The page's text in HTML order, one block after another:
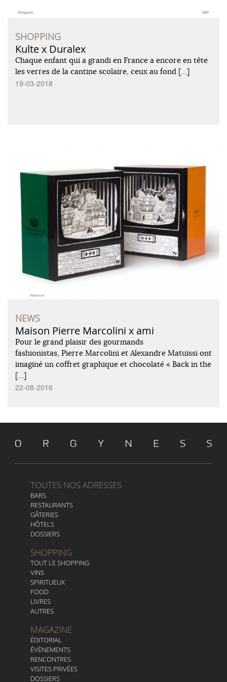
SHOPPING
Kulte x Duralex
Chaque enfant qui a grandi en France a encore en tête
les verres de la cantine scolaire, ceux au fond […]
19-03-2018
NEWS
Maison Pierre Marcolini x ami
Pour le grand plaisir des gourmands
fashionistas, Pierre Marcolini et Alexandre Matuissi ont
imaginé un coffret graphique et chocolaté « Back in the
[…]
22-08-2016
TOUTES NOS ADRESSES
BARS
RESTAURANTS
GÂTERIES
HÔTELS
DOSSIERS
SHOPPING
TOUT LE SHOPPING
VINS
SPIRITUEUX
FOOD
LIVRES
AUTRES
MAGAZINE
ÉDITORIAL
ÉVÈNEMENTS
RENCONTRES
VISITES PRIVÉES
DOSSIERS